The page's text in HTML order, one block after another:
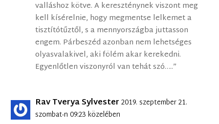
valláshoz kötve. A kereszténynek viszont meg
kell kísérelnie, hogy megmentse lelkemet a
tisztítótűztől, s a mennyországba juttasson
engem. Párbeszéd azonban nem lehetséges
olyasvalakivel, aki fölém akar kerekedni.
Egyenlőtlen viszonyról van tehát szó…..”
Rav Tverya Sylvester 2019. szeptember 21.
szombat-n 09:23 közelében